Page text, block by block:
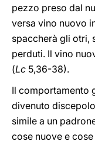
pezzo preso dal
versa vino nuovo
spaccherà gli otri,
perduti. Il vino
(Lc 5,36-38).
Il comportamento
divenuto
simile a un
cose nuove e